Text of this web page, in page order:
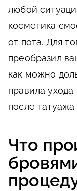
любой
косметика
от пота. Для
преобразил
как можно
правила ухода
после
Что